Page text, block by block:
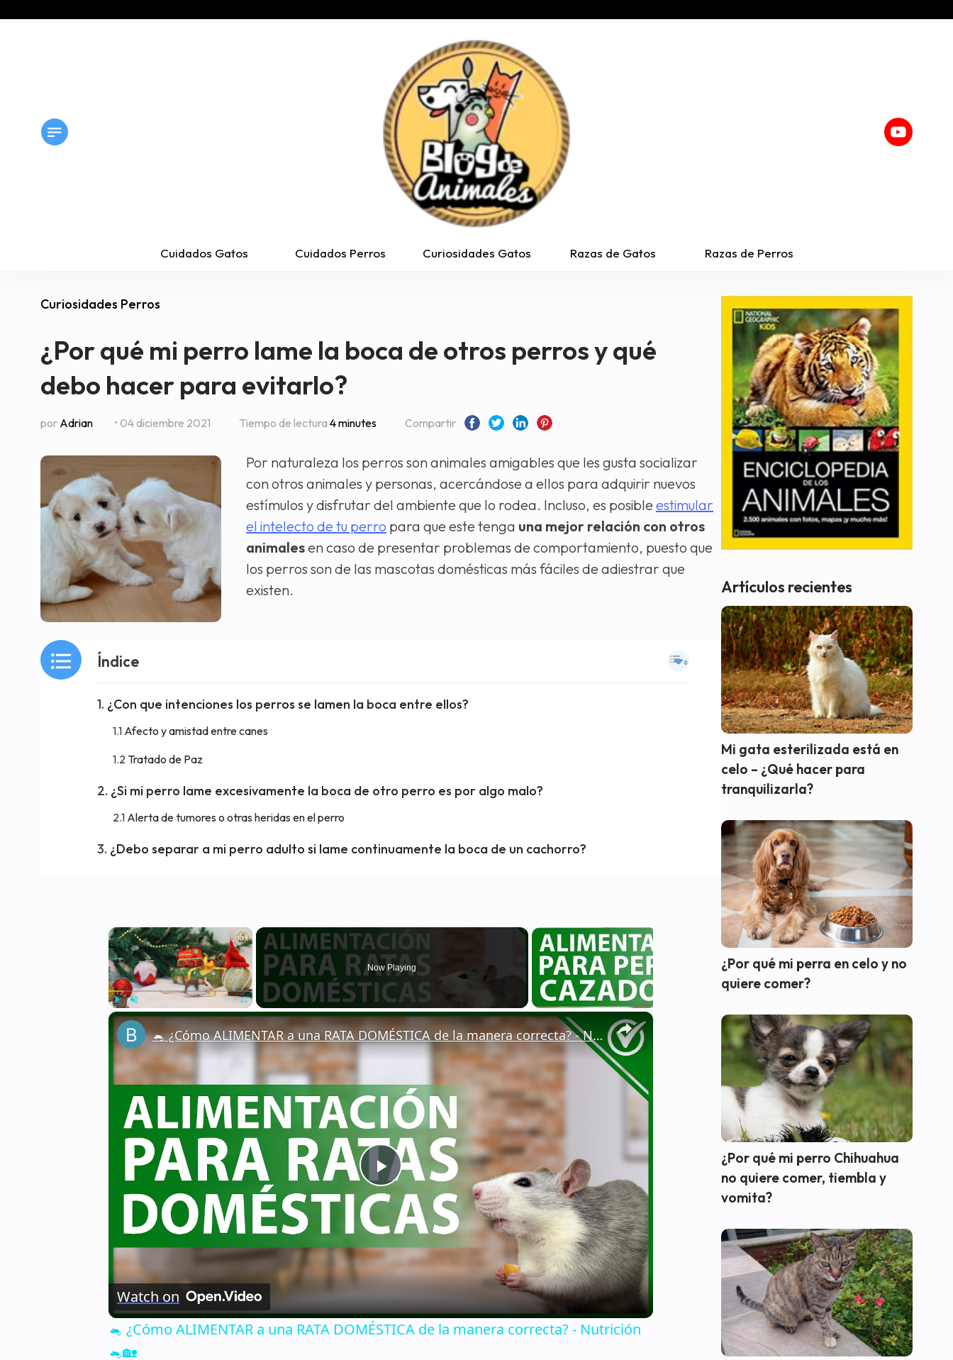
Cuidados Gatos Cuidados Perros Curiosidades Gatos Razas de Gatos Razas de Perros
Curiosidades Perros
¿Por qué mi perro lame la boca de otros perros y qué
debo hacer para evitarlo?
por Adrian • 04 diciembre 2021 Tiempo de lectura4 minutes Compartir
Por naturaleza los perros son animales amigables que les gusta socializar
con otros animales y personas, acercándose a ellos para adquirir nuevos
estímulos y disfrutar del ambiente que lo rodea. Incluso, es posible estimular
el intelecto de tu perro para que este tenga una mejor relación con otros
animalesen caso de presentar problemas de comportamiento, puesto que
los perros son de las mascotas domésticas más fáciles de adiestrar que
existen.
Índice
¿Con que intenciones los perros se lamen la boca entre ellos?
Afecto y amistad entre canes
Tratado de Paz
¿Si mi perro lame excesivamente la boca de otro perro es por algo malo?
Alerta de tumores o otras heridas en el perro
¿Debo separar a mi perro adulto si lame continuamente la boca de un cachorro?
×
Play Unmute Fullscreen
Now Playing
×
Play
Video
🐁 ¿Cómo ALIMENTAR a una RATA DOMÉSTICA de la manera correcta? - Nutrición 🐁🏡
Watch on
🐁 ¿Cómo ALIMENTAR a una RATA DOMÉSTICA de la manera correcta? - Nutrición
🐁🏡
Artículos recientes
Mi gata esterilizada está en
celo – ¿Qué hacer para
tranquilizarla?
¿Por qué mi perra en celo y no
quiere comer?
¿Por qué mi perro Chihuahua
no quiere comer, tiembla y
vomita?